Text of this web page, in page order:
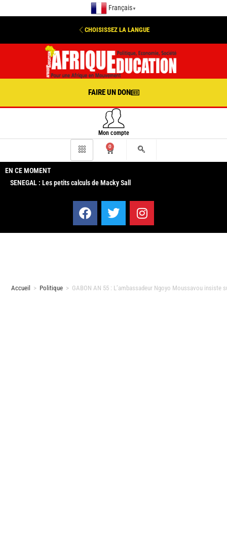
Français ▼
CHOISISSEZ LA LANGUE
FAIRE UN DON
Mon compte
0
EN CE MOMENT
SENEGAL : Les petits calculs de Macky Sall
Accueil > Politique > GABON AN 55 : L’ambassadeur Ngoyo Moussavou insiste